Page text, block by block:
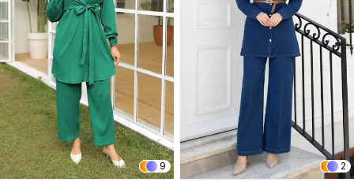
9 2